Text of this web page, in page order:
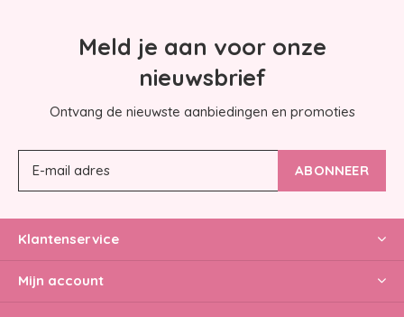
Meld je aan voor onze
nieuwsbrief
Ontvang de nieuwste aanbiedingen en promoties
ABONNEER
Klantenservice
Mijn account